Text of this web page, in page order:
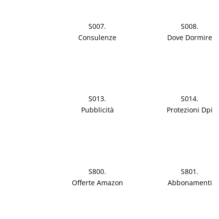
S007.
Consulenze
S008.
Dove Dormire
S013.
Pubblicità
S014.
Protezioni Dpi
S800.
Offerte Amazon
S801.
Abbonamenti